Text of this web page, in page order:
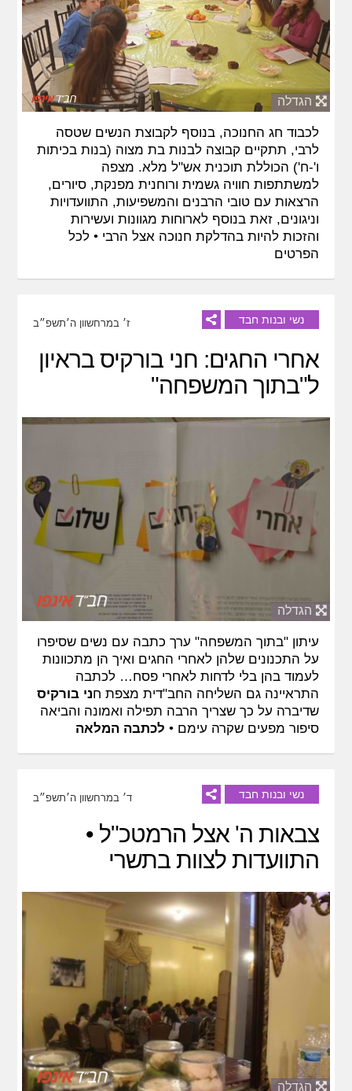
הגדלה
לכבוד חג החנוכה, בנוסף לקבוצת הנשים שטסה
לרבי, תתקיים קבוצה לבנות בת מצוה (בנות בכיתות
ו'-ח') הכוללת תוכנית אש"ל מלא. מצפה
למשתתפות חוויה גשמית ורוחנית מפנקת, סיורים,
הרצאות עם טובי הרבנים והמשפיעות, התוועדויות
וניגונים, זאת בנוסף לארוחות מגוונות ועשירות
והזכות להיות בהדלקת חנוכה אצל הרבי •לכל
הפרטים
נשי ובנות חבד ז׳ במרחשוון ה׳תשפ״ב
אחרי החגים: חני בורקיס בראיון
ל"בתוך המשפחה"
הגדלה
עיתון "בתוך המשפחה" ערך כתבה עם נשים שסיפרו
על התכנונים שלהן לאחרי החגים ואיך הן מתכוונות
לעמוד בהן בלי לדחות לאחרי פסח… לכתבה
התראיינה גם השליחה החב"דית מצפת חני בורקיס
שדיברה על כך שצריך הרבה תפילה ואמונה והביאה
סיפור מפעים שקרה עימם • לכתבה המלאה
נשי ובנות חבד ד׳ במרחשוון ה׳תשפ״ב
צבאות ה' אצל הרמטכ"ל •
התוועדות לצוות בתשרי
הגדלה